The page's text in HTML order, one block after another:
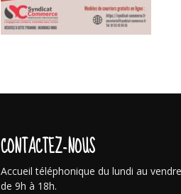
CONTACTEZ-NOUS
Accueil téléphonique du lundi au
de 9h à 18h.